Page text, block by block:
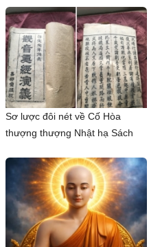
Sơ lược đôi nét về Cố Hòa
thượng thượng Nhật hạ Sách